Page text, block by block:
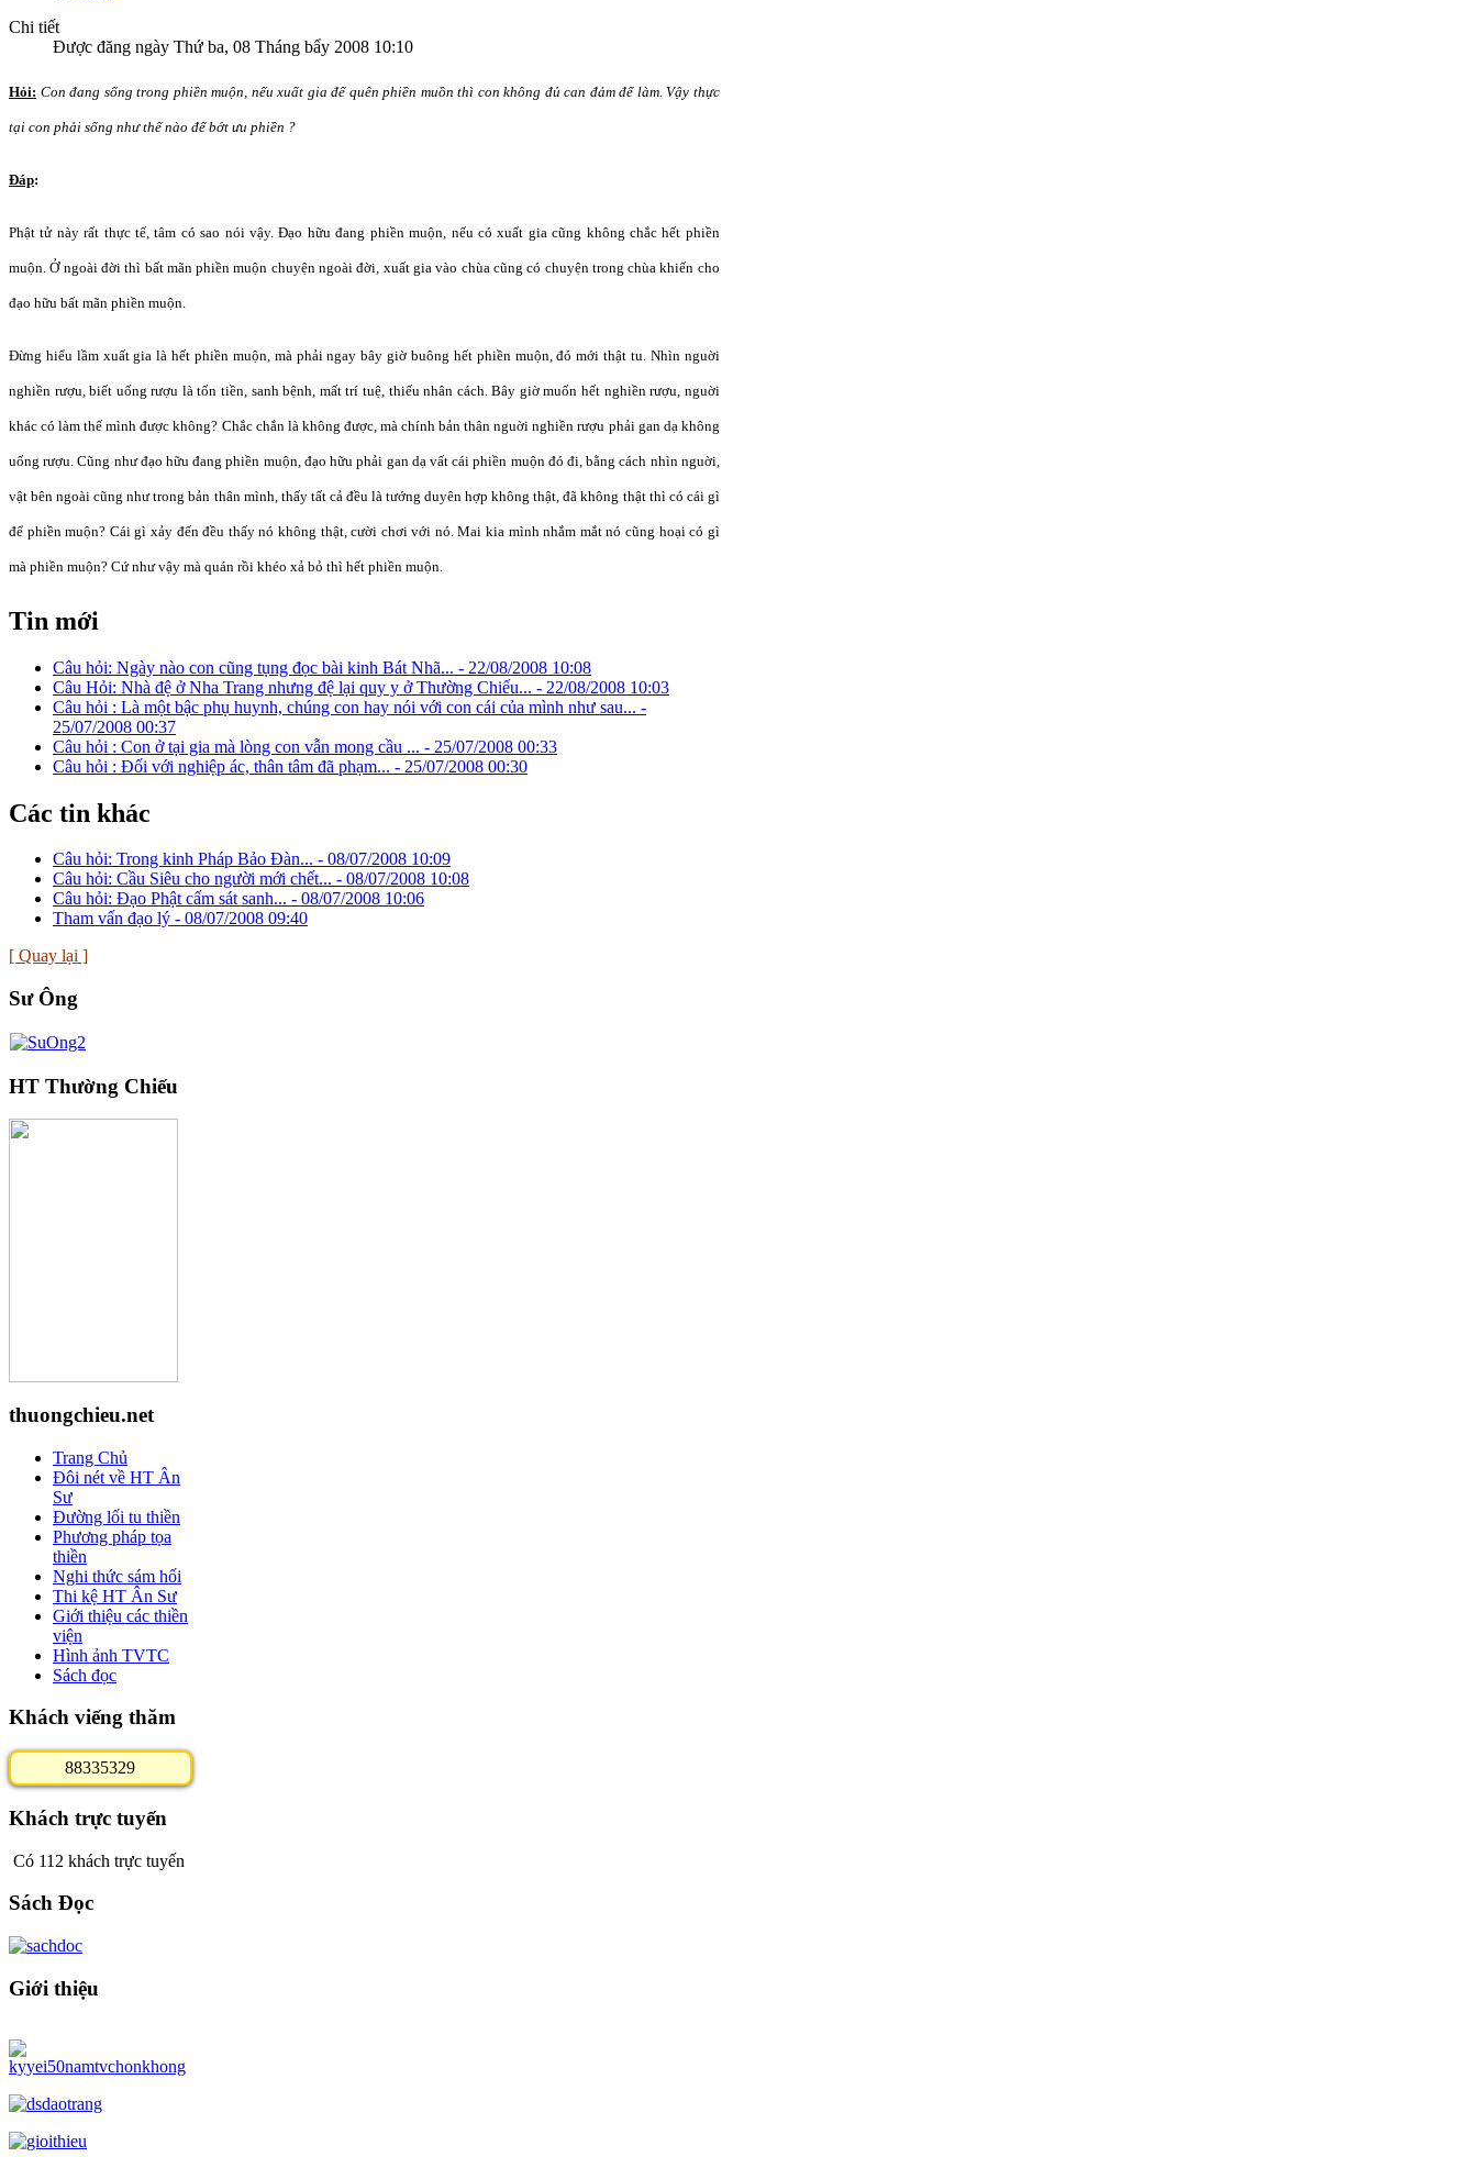
Chi tiết
Được đăng ngày Thứ ba, 08 Tháng bẩy 2008 10:10
Hỏi: Con đang sống trong phiền muộn, nếu xuất gia để quên phiền muồn thì con không đủ can đảm để làm. Vậy thực
tại con phải sống như thế nào để bớt ưu phiền ?
Đáp:
Phật tử này rất thực tế, tâm có sao nói vậy. Đạo hữu đang phiền muộn, nếu có xuất gia cũng không chắc hết phiền
muộn. Ở ngoài đời thì bất mãn phiền muộn chuyện ngoài đời, xuất gia vào chùa cũng có chuyện trong chùa khiến cho
đạo hữu bất mãn phiền muộn.
Đừng hiểu lầm xuất gia là hết phiền muộn, mà phải ngay bây giờ buông hết phiền muộn, đó mới thật tu. Nhìn nguời
nghiền rượu, biết uống rượu là tốn tiền, sanh bệnh, mất trí tuệ, thiếu nhân cách. Bây giờ muốn hết nghiền rượu, nguời
khác có làm thế mình được không? Chắc chắn là không được, mà chính bản thân nguời nghiền rượu phải gan dạ không
uống rượu. Cũng như đạo hữu đang phiền muộn, đạo hữu phải gan dạ vất cái phiền muộn đó đi, bằng cách nhìn nguời,
vật bên ngoài cũng như trong bản thân mình, thấy tất cả đều là tướng duyên hợp không thật, đã không thật thì có cái gì
để phiền muộn? Cái gì xảy đến đều thấy nó không thật, cười chơi với nó. Mai kia mình nhắm mắt nó cũng hoại có gì
mà phiền muộn? Cứ như vậy mà quán rồi khéo xả bỏ thì hết phiền muộn.
Tin mới
Câu hỏi: Ngày nào con cũng tụng đọc bài kinh Bát Nhã... - 22/08/2008 10:08
Câu Hỏi: Nhà đệ ở Nha Trang nhưng đệ lại quy y ở Thường Chiếu... - 22/08/2008 10:03
Câu hỏi : Là một bậc phụ huynh, chúng con hay nói với con cái của mình như sau... -
25/07/2008 00:37
Câu hỏi : Con ở tại gia mà lòng con vẫn mong cầu ... - 25/07/2008 00:33
Câu hỏi : Đối với nghiệp ác, thân tâm đã phạm... - 25/07/2008 00:30
Các tin khác
Câu hỏi: Trong kinh Pháp Bảo Đàn... - 08/07/2008 10:09
Câu hỏi: Cầu Siêu cho người mới chết... - 08/07/2008 10:08
Câu hỏi: Đạo Phật cấm sát sanh... - 08/07/2008 10:06
Tham vấn đạo lý - 08/07/2008 09:40
[ Quay lại ]
Sư Ông
HT Thường Chiếu
thuongchieu.net
Trang Chủ
Đôi nét về HT Ân
Sư
Đường lối tu thiền
Phương pháp tọa
thiền
Nghi thức sám hối
Thi kệ HT Ân Sư
Giới thiệu các thiền
viện
Hình ảnh TVTC
Sách đọc
Khách viếng thăm
88335329
Khách trực tuyến
Có 112 khách trực tuyến
Sách Đọc
Giới thiệu